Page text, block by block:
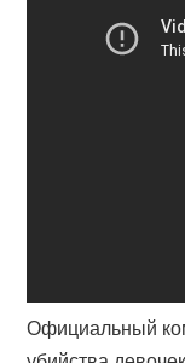
Официальный